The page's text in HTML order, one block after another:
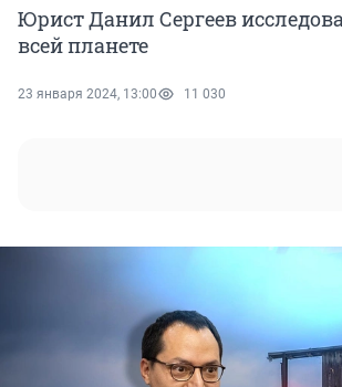
Юрист Данил Сергеев
всей планете
23 января 2024, 13:00 11 030